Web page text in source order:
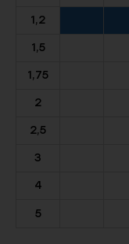
1,2
1,5
1,75
2
2,5
3
4
5